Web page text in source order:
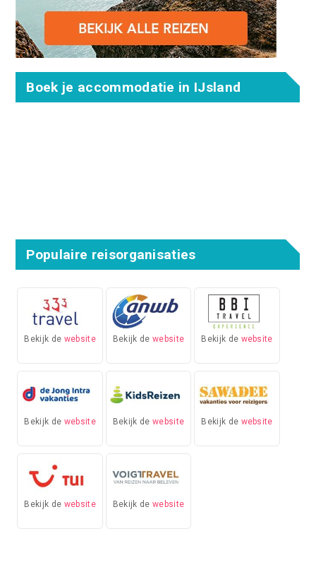
Boek je accommodatie in IJsland
Populaire reisorganisaties
Bekijk de website Bekijk dewebsite Bekijk de website
Bekijk de website Bekijk dewebsite Bekijk de website
Bekijk de website Bekijk dewebsite